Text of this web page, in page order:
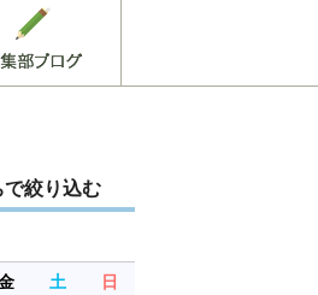
絞り込む
土 日